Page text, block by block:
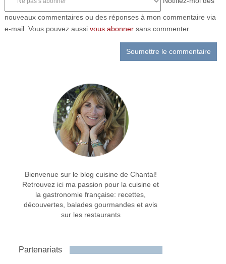
nouveaux commentaires ou des réponses à mon commentaire via
e-mail. Vous pouvez aussi vous abonnersans commenter.
Bienvenue sur le blog cuisine de Chantal!
Retrouvez ici ma passion pour la cuisine et
la gastronomie française: recettes,
découvertes, balades gourmandes et avis
sur les restaurants
Partenariats